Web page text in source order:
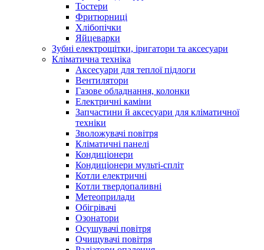
Тостери
Фритюрниці
Хлібопічки
Яйцеварки
Зубні електрощітки, іригатори та аксесуари
Кліматична техніка
Аксесуари для теплої підлоги
Вентилятори
Газове обладнання, колонки
Електричні каміни
Запчастини й аксесуари для кліматичної
техніки
Зволожувачі повітря
Кліматичні панелі
Кондиціонери
Кондиціонери мульті-спліт
Котли електричні
Котли твердопаливні
Метеоприлади
Обігрівачі
Озонатори
Осушувачі повітря
Очищувачі повітря